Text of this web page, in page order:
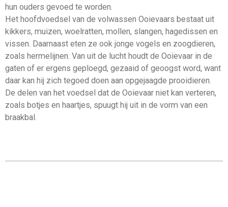
hun ouders gevoed te worden.
Het hoofdvoedsel van de volwassen Ooievaars bestaat uit
kikkers, muizen, woelratten, mollen, slangen, hagedissen en
vissen. Daarnaast eten ze ook jonge vogels en zoogdieren,
zoals hermelijnen. Van uit de lucht houdt de Ooievaar in de
gaten of er ergens geploegd, gezaaid of geoogst word, want
daar kan hij zich tegoed doen aan opgejaagde prooidieren.
De delen van het voedsel dat de Ooievaar niet kan verteren,
zoals botjes en haartjes, spuugt hij uit in de vorm van een
braakbal.